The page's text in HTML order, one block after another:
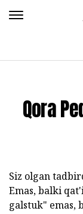
Qora
Siz olgan
Emas, balki
galstuk" emas,